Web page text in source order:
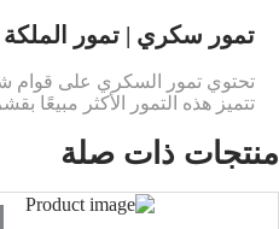
تمور سكري | تمور الملكة
تحتوي تمور السكري على قوام
تتميز هذه التمور الأكثر
منتجات ذات صلة